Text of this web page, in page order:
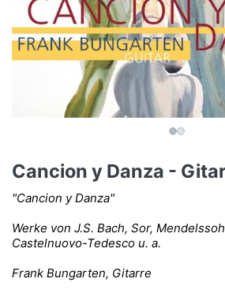
Cancion y Danza -
"Cancion y Danza"
Werke von J.S. Bach, Sor,
Castelnuovo-Tedesco u. a.
Frank Bungarten, Gitarre